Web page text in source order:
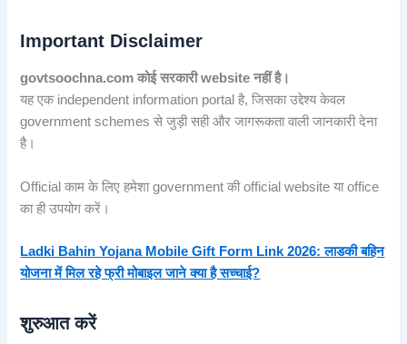
Important Disclaimer
govtsoochna.com कोई सरकारी website नहीं है।
यह एक independent information portal है, जिसका उद्देश्य केवल
government schemes से जुड़ी सही और जागरूकता वाली जानकारी देना
है।
Official काम के लिए हमेशा government की official website या office
का ही उपयोग करें।
Ladki Bahin Yojana Mobile Gift Form Link 2026: लाडकी बहिन
योजना में मिल रहे फ्री मोबाइल जाने क्या है सच्चाई?
शुरुआत करें